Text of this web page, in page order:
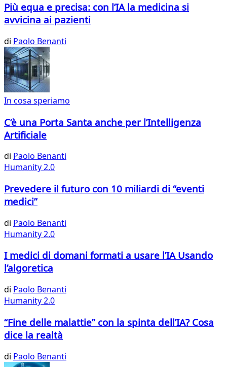
Più equa e precisa: con l’IA la medicina si
avvicina ai pazienti
di Paolo Benanti
In cosa speriamo
C’è una Porta Santa anche per l’Intelligenza
Artificiale
di Paolo Benanti
Humanity 2.0
Prevedere il futuro con 10 miliardi di “eventi
medici”
di Paolo Benanti
Humanity 2.0
I medici di domani formati a usare l’IA Usando
l’algoretica
di Paolo Benanti
Humanity 2.0
“Fine delle malattie” con la spinta dell’IA? Cosa
dice la realtà
di Paolo Benanti